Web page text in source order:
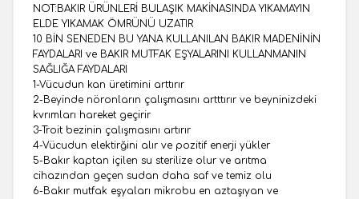
NOT:BAKIR ÜRÜNLERİ BULAŞIK MAKİNASINDA YIKAMAYIN
ELDE YIKAMAK ÖMRÜNÜ UZATIR
​10 BİN SENEDEN BU YANA KULLANILAN BAKIR MADENİNİN
FAYDALARI ve BAKIR MUTFAK EŞYALARINI KULLANMANIN
SAĞLIĞA FAYDALARI
1-Vücudun kan üretimini arttırır
2-Beyinde nöronların çalışmasını artttırır ve beyninizdeki
kvrımları hareket geçirir
3-Troit bezinin çalışmasını artırır
4-Vücudun elektirğini alır ve pozitif enerji yükler
5-Bakır kaptan içilen su sterilize olur ve arıtma
cihazından geçen sudan daha saf ve temiz olu
6-Bakır mutfak eşyaları mikrobu en aztaşıyan ve